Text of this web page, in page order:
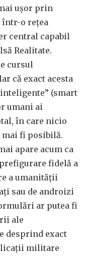
ușor prin
într-o rețea
central capabil
Realitate.
cursul
că exact acesta
(smart
umani ai
în care nicio
mai fi posibilă.
apare acum ca
fidelă a
a umanității
sau de androizi
ar putea fi
ale
desprind exact
militare